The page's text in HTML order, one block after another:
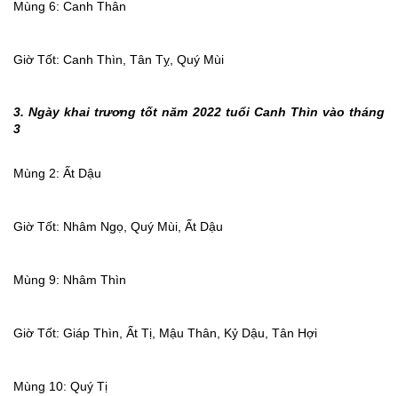
Mùng 6: Canh Thân
Giờ Tốt: Canh Thìn, Tân Tỵ, Quý Mùi
3. Ngày khai trương tốt năm 2022 tuổi Canh Thìn vào tháng
3
Mùng 2: Ất Dậu
Giờ Tốt: Nhâm Ngọ, Quý Mùi, Ất Dậu
Mùng 9: Nhâm Thìn
Giờ Tốt: Giáp Thìn, Ất Tị, Mậu Thân, Kỷ Dậu, Tân Hợi
Mùng 10: Quý Tị